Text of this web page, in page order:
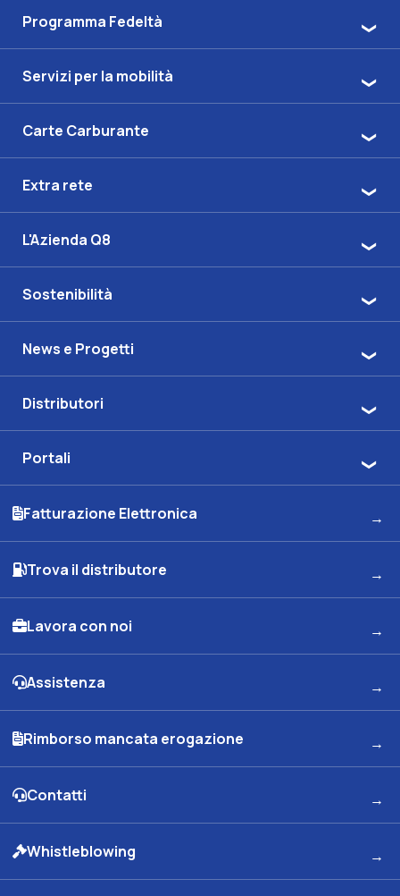
Programma Fedeltà
Servizi per la mobilità
Carte Carburante
Extra rete
L'Azienda Q8
Sostenibilità
News e Progetti
Distributori
Portali
Fatturazione Elettronica
Trova il distributore
Lavora con noi
Assistenza
Rimborso mancata erogazione
Contatti
Whistleblowing